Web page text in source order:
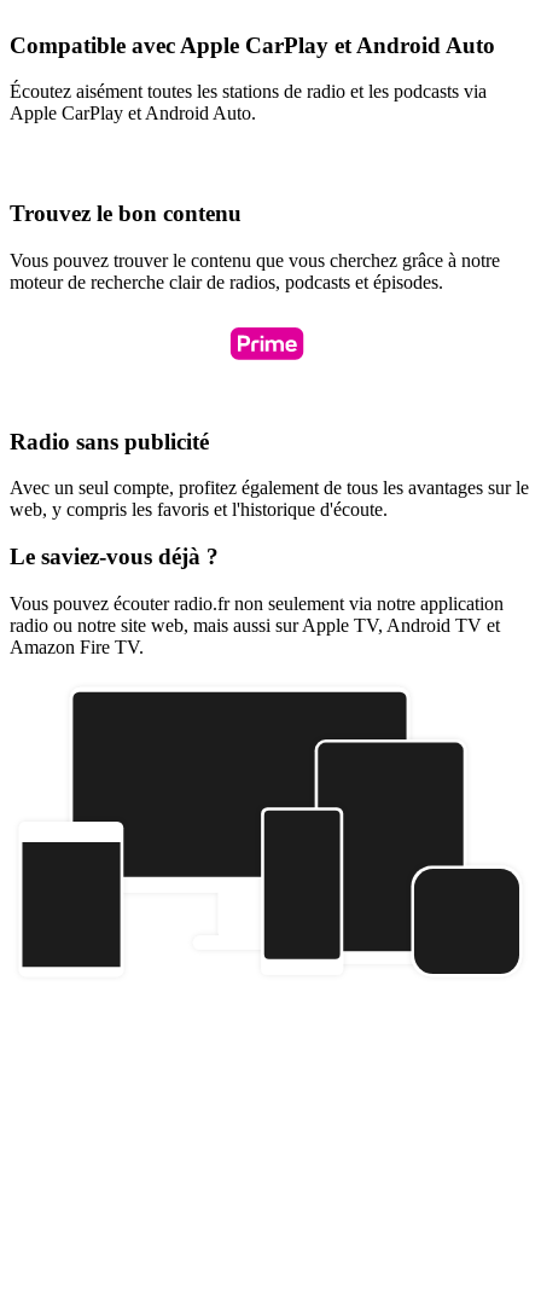
Compatible avec Apple CarPlay et Android Auto
Écoutez aisément toutes les stations de radio et les podcasts via
Apple CarPlay et Android Auto.
Trouvez le bon contenu
Vous pouvez trouver le contenu que vous cherchez grâce à notre
moteur de recherche clair de radios, podcasts et épisodes.
Radio sans publicité
Avec un seul compte, profitez également de tous les avantages sur le
web, y compris les favoris et l'historique d'écoute.
Le saviez-vous déjà ?
Vous pouvez écouter radio.fr non seulement via notre application
radio ou notre site web, mais aussi sur Apple TV, Android TV et
Amazon Fire TV.